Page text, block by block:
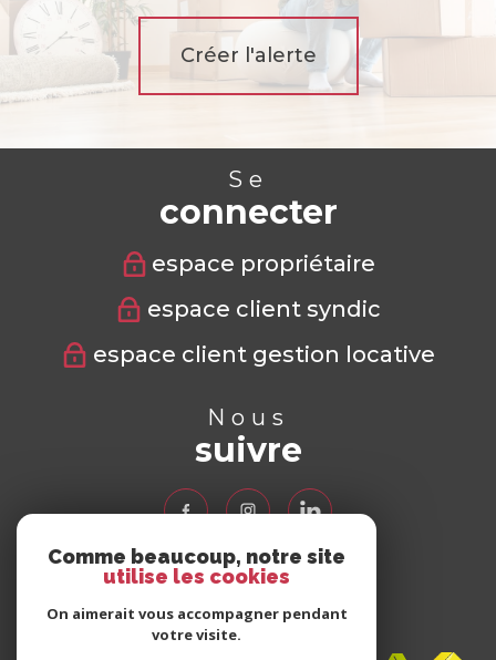
Créer l'alerte
Se
connecter
espace propriétaire
espace client syndic
espace client gestion locative
Nous
suivre
Nous
adhérons
Comme beaucoup, notre site
utilise les cookies
On aimerait vous accompagner pendant
votre visite.